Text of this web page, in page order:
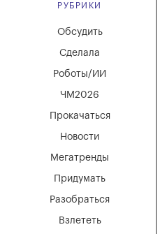
РУБРИКИ
Мегатренды
Придумать
Разобраться
Взлететь
Новости
Обсудить
Сделала
Роботы/ИИ
ЧМ2026
Прокачаться